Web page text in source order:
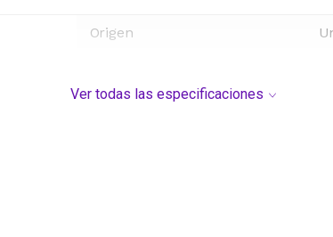
Origen
Ver todas las especificaciones